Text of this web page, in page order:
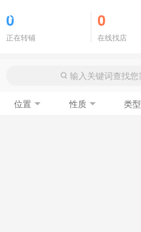
0
正在转铺
0
在线找店
位置 性质 类型